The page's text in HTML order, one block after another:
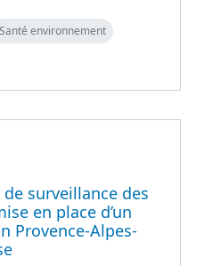
Santé environnement
surveillance des
en place d’un
Provence-Alpes-